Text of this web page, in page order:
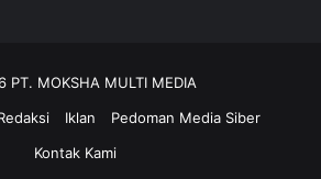
PT. MOKSHA MULTI MEDIA
Iklan
Pedoman Media Siber
Kontak Kami